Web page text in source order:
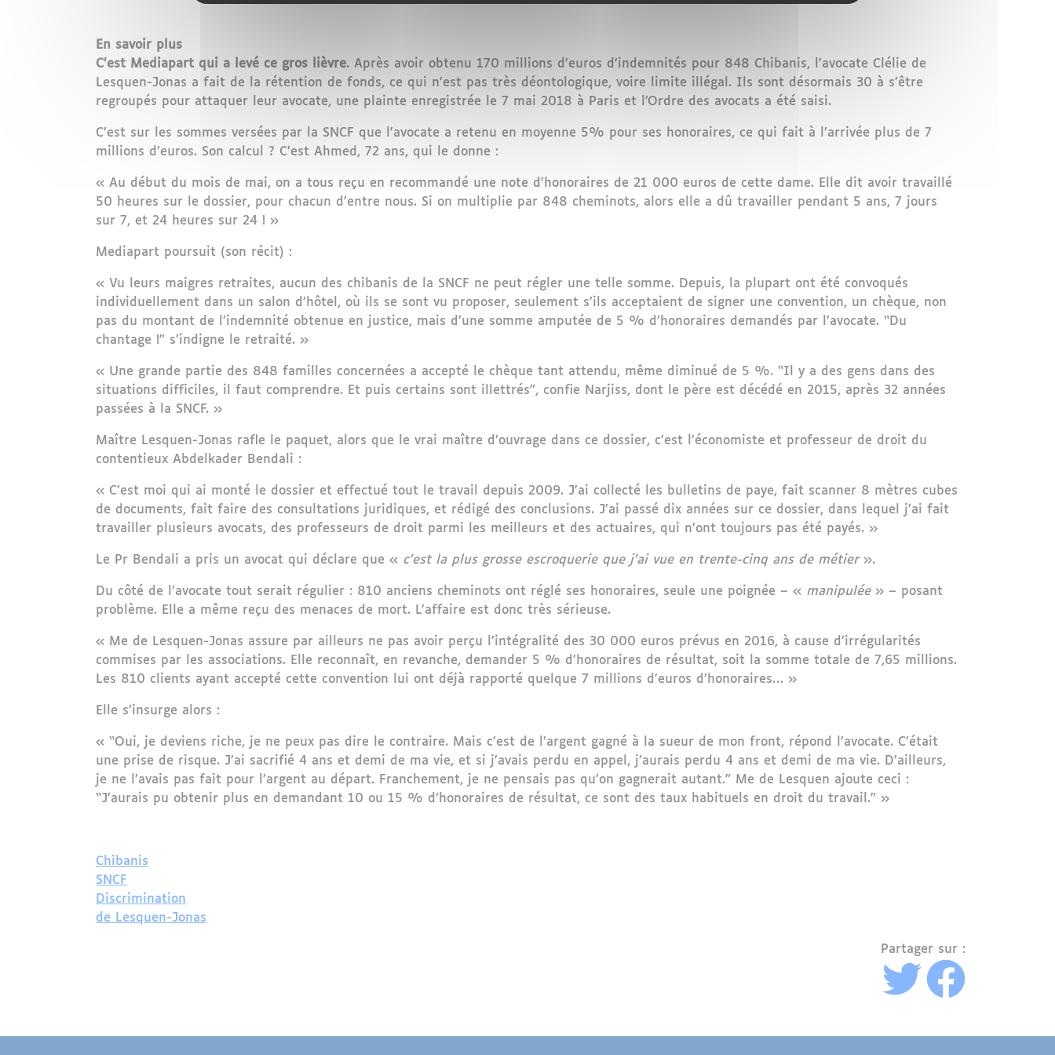
En savoir plus
C’est Mediapart qui a levé ce gros lièvre. Après avoir obtenu 170 millions d’euros d’indemnités pour 848 Chibanis, l’avocate Clélie de
Lesquen-Jonas a fait de la rétention de fonds, ce qui n’est pas très déontologique, voire limite illégal. Ils sont désormais 30 à s’être
regroupés pour attaquer leur avocate, une plainte enregistrée le 7 mai 2018 à Paris et l’Ordre des avocats a été saisi.
C’est sur les sommes versées par la SNCF que l'avocate a retenu en moyenne 5% pour ses honoraires, ce qui fait à l’arrivée plus de 7
millions d’euros. Son calcul ? C’est Ahmed, 72 ans, qui le donne :
« Au début du mois de mai, on a tous reçu en recommandé une note d’honoraires de 21 000 euros de cette dame. Elle dit avoir travaillé
50 heures sur le dossier, pour chacun d’entre nous. Si on multiplie par 848 cheminots, alors elle a dû travailler pendant 5 ans, 7 jours
sur 7, et 24 heures sur 24 ! »
Mediapart poursuit (son récit) :
« Vu leurs maigres retraites, aucun des chibanis de la SNCF ne peut régler une telle somme. Depuis, la plupart ont été convoqués
individuellement dans un salon d’hôtel, où ils se sont vu proposer, seulement s’ils acceptaient de signer une convention, un chèque, non
pas du montant de l’indemnité obtenue en justice, mais d’une somme amputée de 5 % d’honoraires demandés par l’avocate. “Du
chantage !” s’indigne le retraité. »
« Une grande partie des 848 familles concernées a accepté le chèque tant attendu, même diminué de 5 %. “Il y a des gens dans des
situations difficiles, il faut comprendre. Et puis certains sont illettrés”, confie Narjiss, dont le père est décédé en 2015, après 32 années
passées à la SNCF. »
Maître Lesquen-Jonas rafle le paquet, alors que le vrai maître d’ouvrage dans ce dossier, c’est l’économiste et professeur de droit du
contentieux Abdelkader Bendali :
« C’est moi qui ai monté le dossier et effectué tout le travail depuis 2009. J’ai collecté les bulletins de paye, fait scanner 8 mètres cubes
de documents, fait faire des consultations juridiques, et rédigé des conclusions. J’ai passé dix années sur ce dossier, dans lequel j’ai fait
travailler plusieurs avocats, des professeurs de droit parmi les meilleurs et des actuaires, qui n’ont toujours pas été payés. »
Le Pr Bendali a pris un avocat qui déclare que « c’est la plus grosse escroquerie que j’ai vue en trente-cinq ans de métier».
Du côté de l’avocate tout serait régulier : 810 anciens cheminots ont réglé ses honoraires, seule une poignée – « manipulée» – posant
problème. Elle a même reçu des menaces de mort. L’affaire est donc très sérieuse.
« Me de Lesquen-Jonas assure par ailleurs ne pas avoir perçu l’intégralité des 30 000 euros prévus en 2016, à cause d’irrégularités
commises par les associations. Elle reconnaît, en revanche, demander 5 % d’honoraires de résultat, soit la somme totale de 7,65 millions.
Les 810 clients ayant accepté cette convention lui ont déjà rapporté quelque 7 millions d’euros d’honoraires… »
Elle s’insurge alors :
« “Oui, je deviens riche, je ne peux pas dire le contraire. Mais c’est de l’argent gagné à la sueur de mon front, répond l’avocate. C’était
une prise de risque. J’ai sacrifié 4 ans et demi de ma vie, et si j’avais perdu en appel, j’aurais perdu 4 ans et demi de ma vie. D’ailleurs,
je ne l’avais pas fait pour l’argent au départ. Franchement, je ne pensais pas qu’on gagnerait autant.” Me de Lesquen ajoute ceci :
“J’aurais pu obtenir plus en demandant 10 ou 15 % d’honoraires de résultat, ce sont des taux habituels en droit du travail.” »
Chibanis
SNCF
Discrimination
de Lesquen-Jonas
Partager sur :